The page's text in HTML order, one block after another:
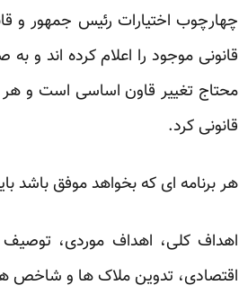
چهارچوب اختیارات رئیس جمهور و
قانونی موجود را اعلام کرده اند و
محتاج تغییر قاون اساسی است و هر
قانونی کرد.
هر برنامه ای که بخواهد موفق باشد
اهداف کلی، اهداف موردی، توصیف
اقتصادی، تدوین ملاک ها و شاخص